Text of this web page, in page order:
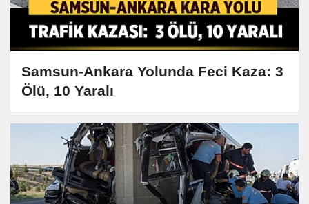
Samsun-Ankara Yolunda Feci Kaza: 3
Ölü, 10 Yaralı